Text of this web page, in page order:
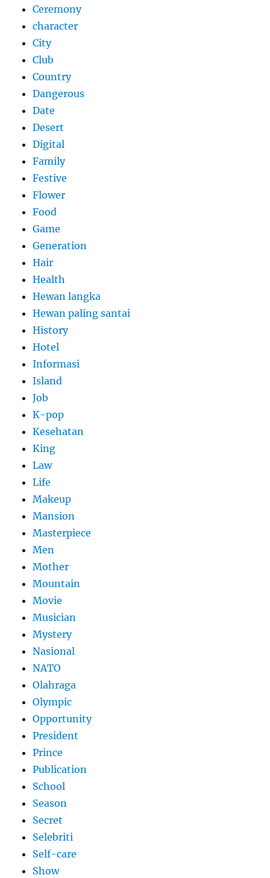
Ceremony
character
City
Club
Country
Dangerous
Date
Desert
Digital
Family
Festive
Flower
Food
Game
Generation
Hair
Health
Hewan langka
Hewan paling santai
History
Hotel
Informasi
Island
Job
K-pop
Kesehatan
King
Law
Life
Makeup
Mansion
Masterpiece
Men
Mother
Mountain
Movie
Musician
Mystery
Nasional
NATO
Olahraga
Olympic
Opportunity
President
Prince
Publication
School
Season
Secret
Selebriti
Self-care
Show